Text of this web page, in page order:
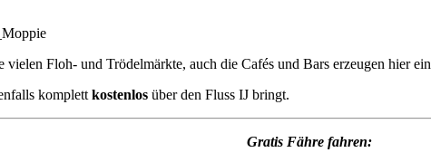
Floh- und Trödelmärkte, auch die Cafés und Bars erzeugen hier
komplett kostenlos über den Fluss IJ bringt.
Gratis Fähre fahren: